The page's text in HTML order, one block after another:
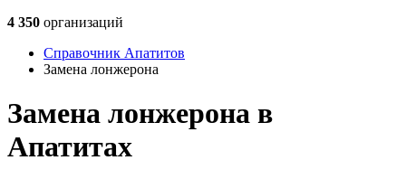
4 350 организаций
Справочник Апатитов
Замена лонжерона
Замена лонжерона в
Апатитах